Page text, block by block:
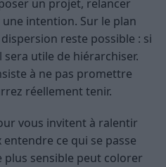
un projet, relancer
intention. Sur le plan
reste possible : si
utile de hiérarchiser.
à ne pas promettre
réellement tenir.
vous invitent à ralentir
ce qui se passe
plus sensible peut colorer